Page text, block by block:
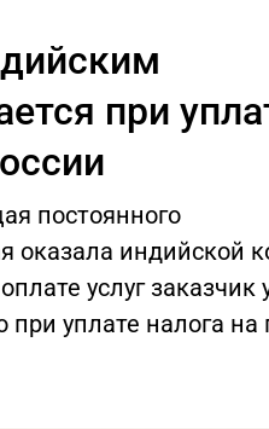
при
постоянного
оказала индийской
услуг заказчик
при уплате налога